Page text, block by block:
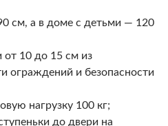
см, а в доме с детьми — 120
от 10 до 15 см из
ограждений и безопасности
нагрузку 100 кг;
до двери на